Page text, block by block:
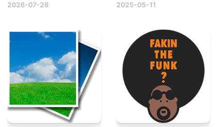
2026-07-28
2025-05-11